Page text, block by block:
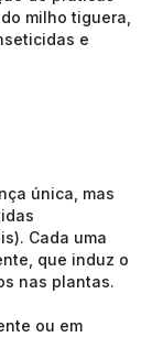
milho tiguera,
e
única, mas
Cada uma
que induz o
nas plantas.
ou em